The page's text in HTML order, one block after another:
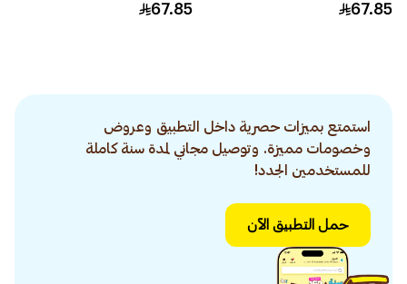
67.85
67.85
استمتع بميزات حصرية داخل التطبيق وعروض
وخصومات مميزة. وتوصيل مجاني لمدة سنة كاملة
للمستخدمين الجدد!
حمل التطبيق الآن